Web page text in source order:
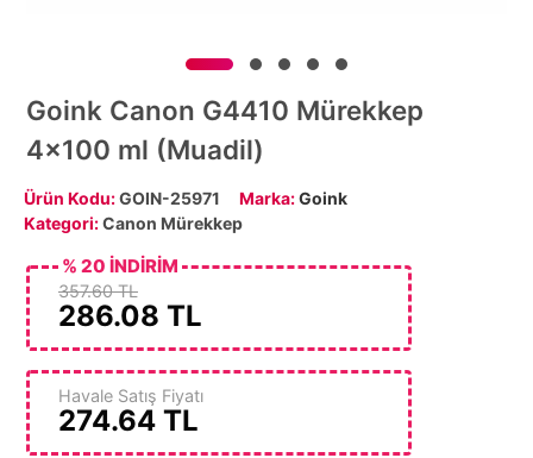
Goink Canon G4410 Mürekkep
4x100 ml (Muadil)
Ürün Kodu:GOIN-25971 Marka:Goink
Kategori:Canon Mürekkep
357.60 TL
286.08 TL
% 20 İNDİRİM
Havale Satış Fiyatı
274.64 TL